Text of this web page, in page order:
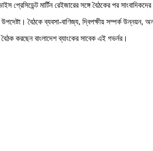
প্রেসিডেন্ট মার্টিন রেইজারের সঙ্গে বৈঠকের পর
উপদেষ্টা। বৈঠকে ব্যবসা-বাণিজ্য, দ্বিপক্ষীয় সম্পর্ক
করছেন বাংলাদেশ ব্যাংকের সাবেক এই গভর্নর।